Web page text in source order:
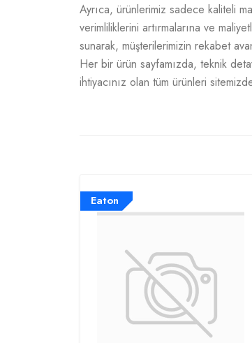
Ayrıca, ürünlerimiz sadece kaliteli
verimliliklerini artırmalarına ve
sunarak, müşterilerimizin rekabet
Her bir ürün sayfamızda, teknik
ihtiyacınız olan tüm ürünleri
Eaton